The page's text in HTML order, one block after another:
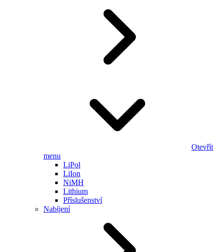
Otevřít
menu
LiPol
LiIon
NiMH
Lithium
Příslušenství
Nabíjení